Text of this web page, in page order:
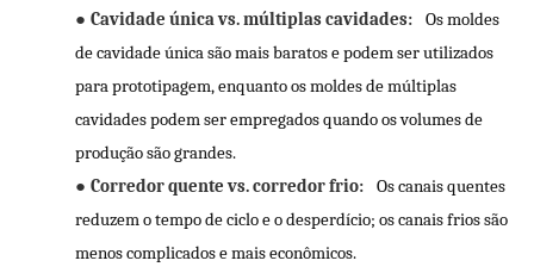
● Cavidade única vs. múltiplas cavidades:
Os moldes
de cavidade única são mais baratos e podem ser utilizados
para prototipagem, enquanto os moldes de múltiplas
cavidades podem ser empregados quando os volumes de
produção são grandes.
● Corredor quente vs. corredor frio:
Os canais quentes
reduzem o tempo de ciclo e o desperdício; os canais frios são
menos complicados e mais econômicos.